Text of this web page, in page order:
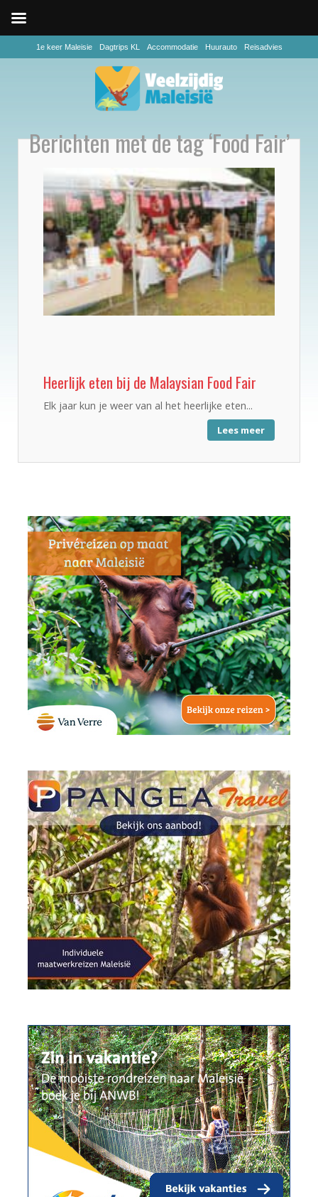
1e keer Maleisie Dagtrips KL Accommodatie Huurauto Reisadvies
Berichten met de tag ‘Food Fair’
Heerlijk eten bij de Malaysian Food Fair
Elk jaar kun je weer van al het heerlijke eten...
Lees meer